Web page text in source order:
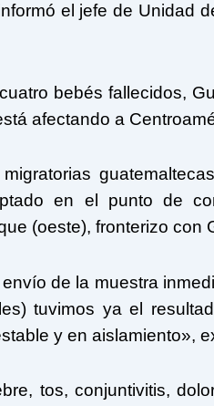
el jefe de Unidad
bebés fallecidos,
afectando a
en el punto de
(oeste), fronterizo con
de la muestra
tuvimos ya el
y en aislamiento»,
tos, conjuntivitis,